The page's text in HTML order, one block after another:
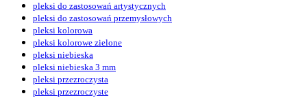
pleksi do zastosowań artystycznych
pleksi do zastosowań przemysłowych
pleksi kolorowa
pleksi kolorowe zielone
pleksi niebieska
pleksi niebieska 3 mm
pleksi przezroczysta
pleksi przezroczyste